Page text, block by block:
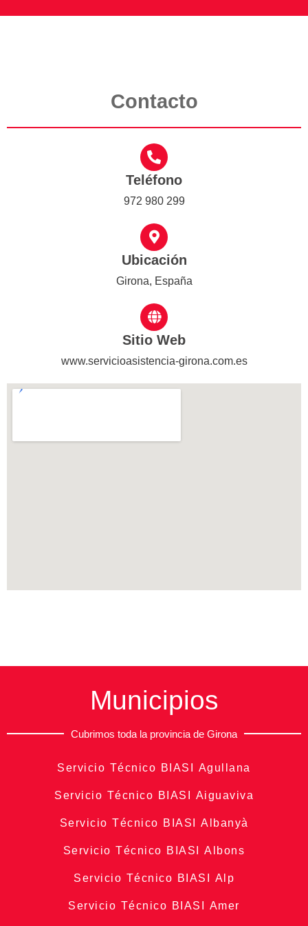
Contacto
Teléfono
972 980 299
Ubicación
Girona, España
Sitio Web
www.servicioasistencia-girona.com.es
Municipios
Cubrimos toda la provincia de Girona
Servicio Técnico BIASI Agullana
Servicio Técnico BIASI Aiguaviva
Servicio Técnico BIASI Albanyà
Servicio Técnico BIASI Albons
Servicio Técnico BIASI Alp
Servicio Técnico BIASI Amer